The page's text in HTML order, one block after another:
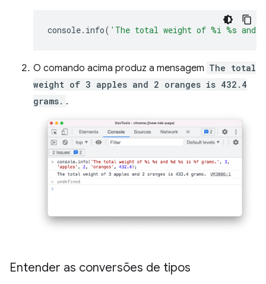
console. info( 'The total weight of %i %s and
O comando acima produz a mensagem The total
weight of 3 apples and 2 oranges is 432.4
grams. .
Entender as conversões de tipos